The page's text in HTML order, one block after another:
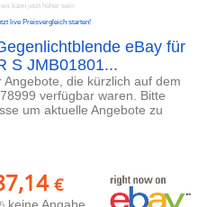
kann jetzt höher sein
live Preisvergleich starten!
eBay für
S JMB01801...
die kürzlich auf dem
verfügbar waren. Bitte
um aktuelle Angebote zu
€